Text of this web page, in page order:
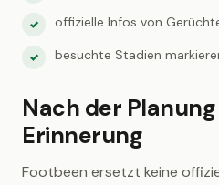
✓ offizielle Infos von
✓ besuchte Stadien
Nach der
Erinnerung
Footbeen ersetzt keine